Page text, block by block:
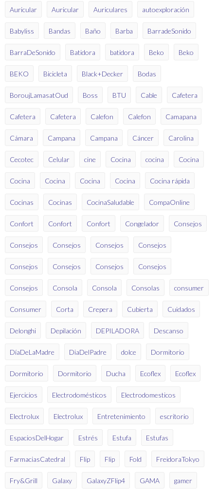
Auricular Auricular Auriculares autoexploración
Babyliss Bandas Baño Barba BarradeSonido
BarraDeSonido Batidora batidora Beko Beko
BEKO Bicicleta Black+Decker Bodas
BoroujLamasatOud Boss BTU Cable Cafetera
Cafetera Cafetera Calefon Calefon Camapana
Cámara Campana Campana Cáncer Carolina
Cecotec Celular cine Cocina cocina Cocina
Cocina Cocina Cocina Cocina Cocina rápida
Cocinas Cocinas CocinaSaludable CompaOnline
Confort Confort Confort Congelador Consejos
Consejos Consejos Consejos Consejos
Consejos Consejos Consejos Consejos
Consejos Consola Consola Consolas consumer
Consumer Corta Crepera Cubierta Cuidados
Delonghi Depilación DEPILADORA Descanso
DíaDeLaMadre DiaDelPadre dolce Dormitorio
Dormitorio Dormitorio Ducha Ecoflex Ecoflex
Ejercicios Electrodomésticos Electrodomesticos
Electrolux Electrolux Entretenimiento escritorio
EspaciosDelHogar Estrés Estufa Estufas
FarmaciasCatedral Flip Flip Fold FreidoraTokyo
Fry&Grill Galaxy GalaxyZFlip4 GAMA gamer